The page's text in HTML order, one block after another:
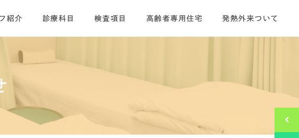
紹介 診療科目 検査項目 高齢者専用住宅 発熱外来ついて